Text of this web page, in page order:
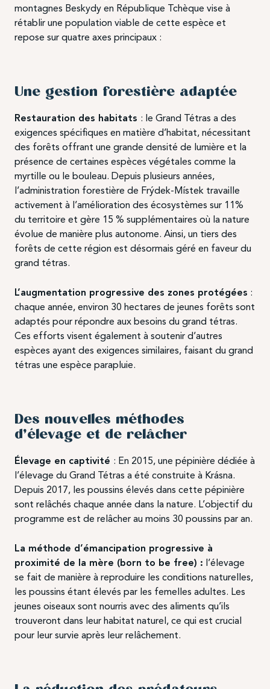
montagnes Beskydy en République Tchèque vise à
rétablir une population viable de cette espèce et
repose sur quatre axes principaux :
Une gestion forestière adaptée
Restauration des habitats : le Grand Tétras a des
exigences spécifiques en matière d’habitat, nécessitant
des forêts offrant une grande densité de lumière et la
présence de certaines espèces végétales comme la
myrtille ou le bouleau. Depuis plusieurs années,
l’administration forestière de Frýdek-Místek travaille
activement à l’amélioration des écosystèmes sur 11%
du territoire et gère 15 % supplémentaires où la nature
évolue de manière plus autonome. Ainsi, un tiers des
forêts de cette région est désormais géré en faveur du
grand tétras.
L’augmentation progressive des zones protégées :
chaque année, environ 30 hectares de jeunes forêts sont
adaptés pour répondre aux besoins du grand tétras.
Ces efforts visent également à soutenir d’autres
espèces ayant des exigences similaires, faisant du grand
tétras une espèce parapluie.
Des nouvelles méthodes
d’élevage et de relâcher
Élevage en captivité : En 2015, une pépinière dédiée à
l’élevage du Grand Tétras a été construite à Krásna.
Depuis 2017, les poussins élevés dans cette pépinière
sont relâchés chaque année dans la nature. L’objectif du
programme est de relâcher au moins 30 poussins par an.
La méthode d’émancipation progressive à
proximité de la mère (born to be free) : l’élevage
se fait de manière à reproduire les conditions naturelles,
les poussins étant élevés par les femelles adultes. Les
jeunes oiseaux sont nourris avec des aliments qu’ils
trouveront dans leur habitat naturel, ce qui est crucial
pour leur survie après leur relâchement.